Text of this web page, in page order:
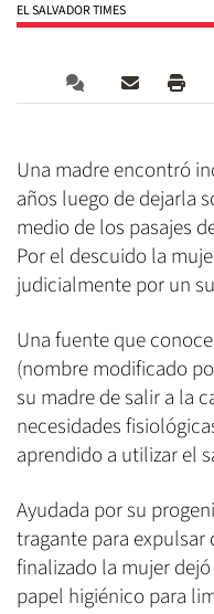
EL SALVADOR TIMES
Una madre encontró
años luego de dejarla
medio de los pasajes
Por el descuido la
judicialmente por un
Una fuente que
(nombre modificado
su madre de salir a la
necesidades
aprendido a utilizar el
Ayudada por su
tragante para expulsar
finalizado la mujer
papel higiénico para